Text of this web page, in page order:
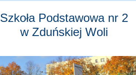
Szkoła Podstawowa nr 2
w Zduńskiej Woli